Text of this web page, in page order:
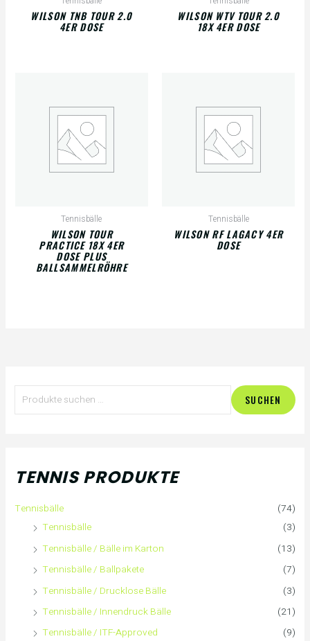
WILSON TNB TOUR 2.0
4ER DOSE
WILSON WTV TOUR 2.0
18X 4ER DOSE
Tennisbälle
WILSON TOUR
PRACTICE 18X 4ER
DOSE PLUS
BALLSAMMELRÖHRE
Tennisbälle
WILSON RF LAGACY 4ER
DOSE
SUCHEN
TENNIS PRODUKTE
Tennisbälle
(74)
Tennisbälle
(3)
Tennisbälle / Bälle im Karton
(13)
Tennisbälle / Ballpakete
(7)
Tennisbälle / Drucklose Bälle
(3)
Tennisbälle / Innendruck Bälle
(21)
Tennisbälle / ITF-Approved
(9)